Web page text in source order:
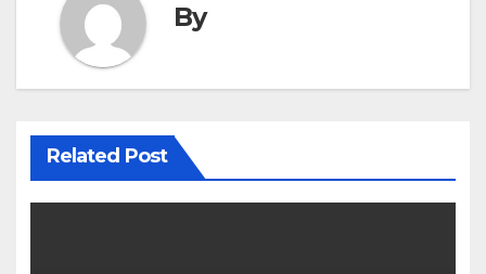
By
Related Post